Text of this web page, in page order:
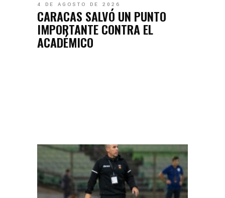
4 DE AGOSTO DE 2026
CARACAS SALVÓ UN PUNTO
IMPORTANTE CONTRA EL
ACADÉMICO